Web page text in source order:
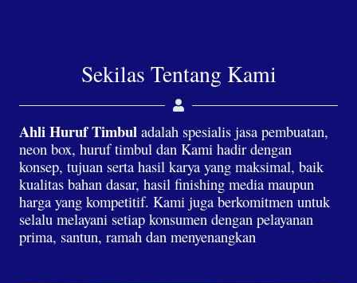
Sekilas Tentang Kami
Ahli Huruf Timbul adalah spesialis jasa pembuatan,
neon box, huruf timbul dan Kami hadir dengan
konsep, tujuan serta hasil karya yang maksimal, baik
kualitas bahan dasar, hasil finishing media maupun
harga yang kompetitif. Kami juga berkomitmen untuk
selalu melayani setiap konsumen dengan pelayanan
prima, santun, ramah dan menyenangkan